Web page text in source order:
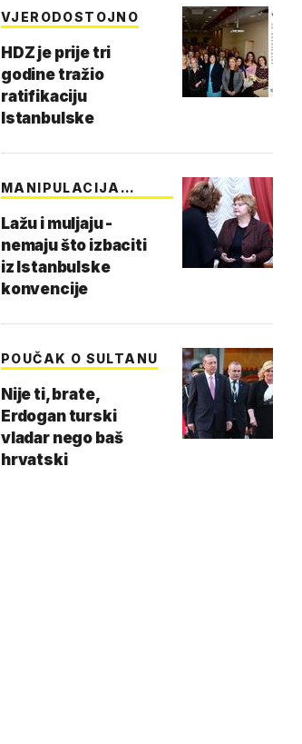
VJERODOSTOJNO
HDZ je prije tri
godine tražio
ratifikaciju
Istanbulske
MANIPULACIJA
Lažu i muljaju -
nemaju što izbaciti
iz Istanbulske
konvencije
POUČAK O SULTANU
Nije ti, brate,
Erdogan turski
vladar nego baš
hrvatski